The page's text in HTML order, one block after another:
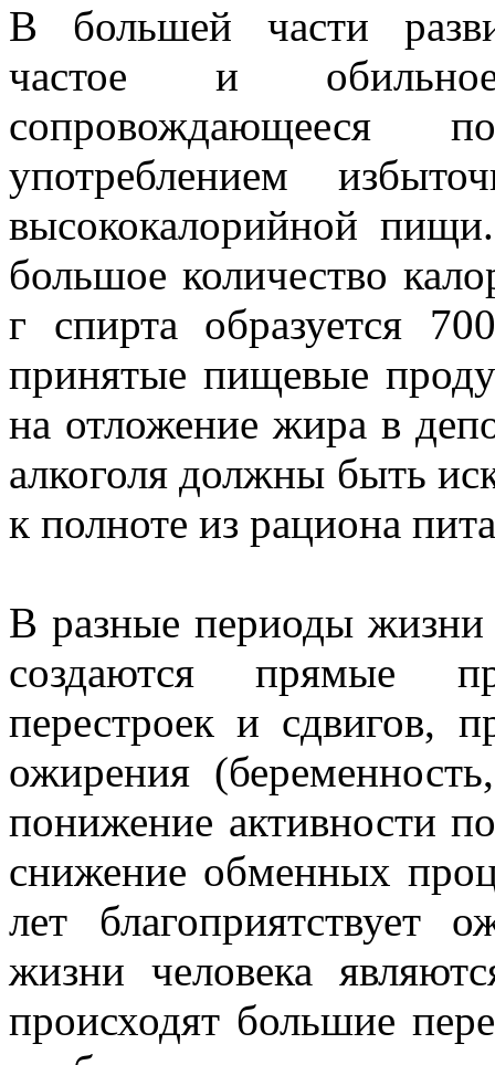
В большей части
частое и
сопровождающееся
употреблением
высококалорийной
большое количество
г спирта образуется
принятые пищевые
на отложение жира в
алкоголя должны быть
к полноте из рациона
В разные периоды жизни
создаются прямые
перестроек и сдвигов,
ожирения
понижение активности
снижение обменных
лет благоприятствует
жизни человека
происходят большие